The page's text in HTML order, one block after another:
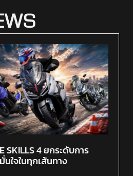
SKILLS 4 ยกระดับการ
ใจในทุกเส้นทาง